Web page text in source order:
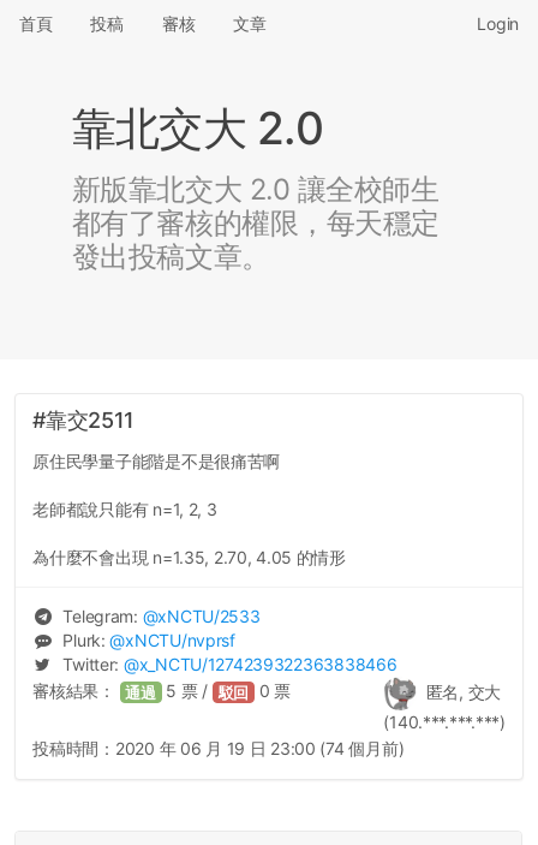
首頁 投稿 審核 文章 Login
靠北交大 2.0
新版靠北交大 2.0 讓全校師生
都有了審核的權限，每天穩定
發出投稿文章。
#靠交2511
原住民學量子能階是不是很痛苦啊
老師都說只能有 n=1, 2, 3
為什麼不會出現 n=1.35, 2.70, 4.05 的情形
Telegram: @xNCTU/2533
Plurk:@xNCTU/nvprsf
Twitter: @x_NCTU/1274239322363838466
匿名, 交大
(140.***.***.***)
審核結果： 通過 5 票 / 駁回 0 票
投稿時間： 2020 年 06 月 19 日 23:00 (74 個月前)